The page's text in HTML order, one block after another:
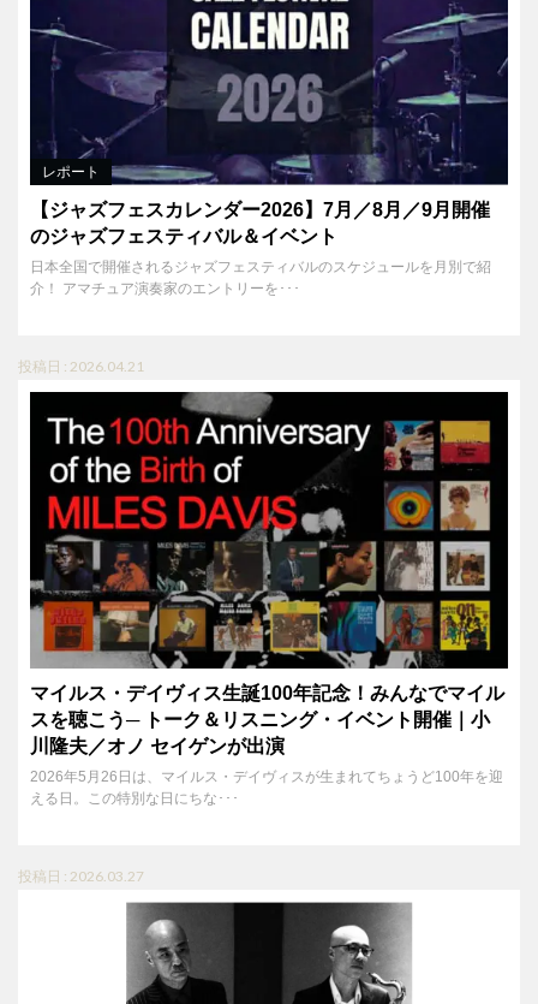
レポート
【ジャズフェスカレンダー2026】7月／8月／9月開催
のジャズフェスティバル＆イベント
日本全国で開催されるジャズフェスティバルのスケジュールを月別で紹
介！ アマチュア演奏家のエントリーを･･･
投稿日 : 2026.04.21
マイルス・デイヴィス生誕100年記念！みんなでマイル
スを聴こう─ トーク＆リスニング・イベント開催｜小
川隆夫／オノ セイゲンが出演
2026年5月26日は、マイルス・デイヴィスが生まれてちょうど100年を迎
える日。この特別な日にちな･･･
投稿日 : 2026.03.27